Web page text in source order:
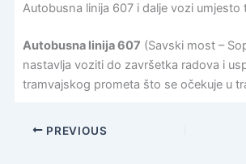
Autobusna linija 607 i dalje vozi umjesto
Autobusna linija 607 (Savski most –
nastavlja voziti do završetka radova i
tramvajskog prometa što se očekuje u
PREVIOUS